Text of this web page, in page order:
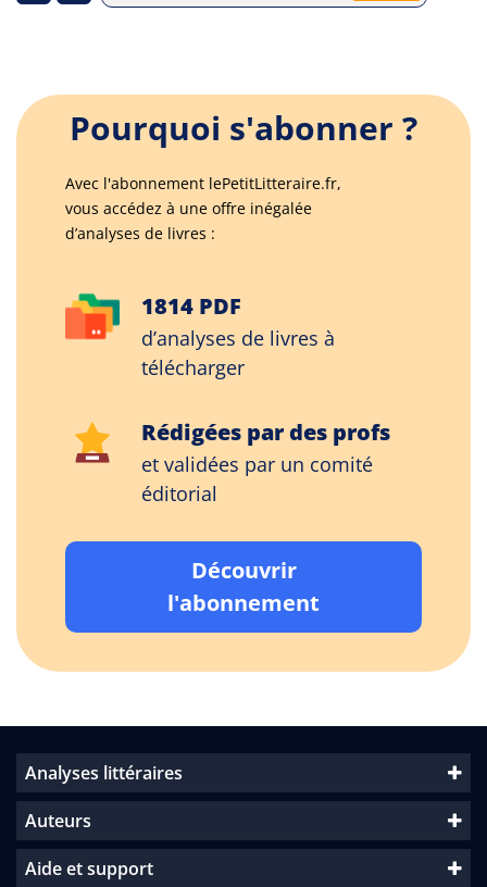
Pourquoi s'abonner ?
Avec l'abonnement lePetitLitteraire.fr,
vous accédez à une offre inégalée
d’analyses de livres :
1814 PDF
d’analyses de livres à
télécharger
Rédigées par des profs
et validées par un comité
éditorial
Découvrir
l'abonnement
Analyses littéraires
Auteurs
Aide et support